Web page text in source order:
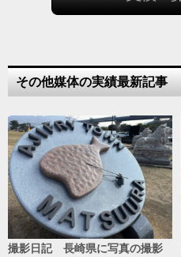
その他媒体の実績最新記事
撮影日記 長崎県に写真の撮影